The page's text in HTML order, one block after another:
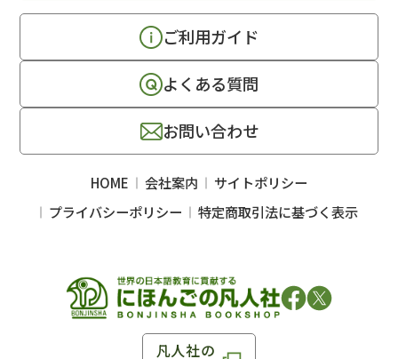
凡人社の
ご利用ガイド
よくある質問
お問い合わせ
HOME 会社案内
サイトポリシー
プライバシーポリシー
特定商取引法に基づく表示